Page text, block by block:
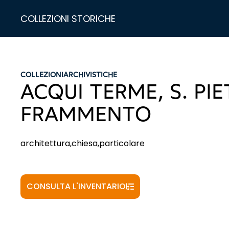
COLLEZIONI STORICHE
COLLEZIONIARCHIVISTICHE
ACQUI TERME, S.
FRAMMENTO
architettura,chiesa,particolare
CONSULTA L'INVENTARIO